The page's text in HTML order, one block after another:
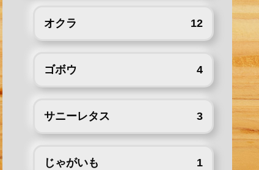
オクラ 12
ゴボウ 4
サニーレタス 3
じゃがいも 1